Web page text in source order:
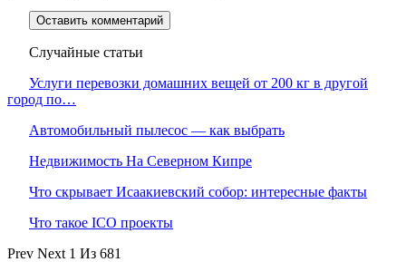
Случайные статьи
Услуги перевозки домашних вещей от 200 кг в другой
город по…
Автомобильный пылесос — как выбрать
Недвижимость На Северном Кипре
Что скрывает Исаакиевский собор: интересные факты
Что такое ICO проекты
Prev Next 1 Из 681